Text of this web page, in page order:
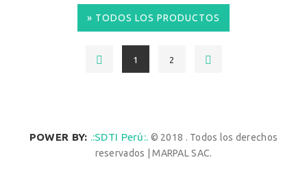
» TODOS LOS PRODUCTOS
1 2
POWER BY: .:SDTI Perú:. © 2018 . Todos los derechos
reservados | MARPAL SAC.